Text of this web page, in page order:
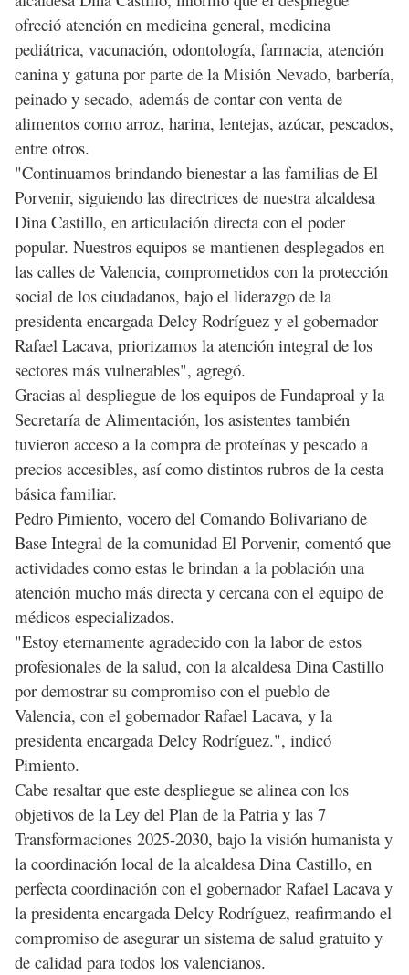
ofreció atención en medicina general, medicina
pediátrica, vacunación, odontología, farmacia, atención
canina y gatuna por parte de la Misión Nevado, barbería,
peinado y secado, además de contar con venta de
alimentos como arroz, harina, lentejas, azúcar, pescados,
entre otros.
"Continuamos brindando bienestar a las familias de El
Porvenir, siguiendo las directrices de nuestra alcaldesa
Dina Castillo, en articulación directa con el poder
popular. Nuestros equipos se mantienen desplegados en
las calles de Valencia, comprometidos con la protección
social de los ciudadanos, bajo el liderazgo de la
presidenta encargada Delcy Rodríguez y el gobernador
Rafael Lacava, priorizamos la atención integral de los
sectores más vulnerables", agregó.
Gracias al despliegue de los equipos de Fundaproal y la
Secretaría de Alimentación, los asistentes también
tuvieron acceso a la compra de proteínas y pescado a
precios accesibles, así como distintos rubros de la cesta
básica familiar.
Pedro Pimiento, vocero del Comando Bolivariano de
Base Integral de la comunidad El Porvenir, comentó que
actividades como estas le brindan a la población una
atención mucho más directa y cercana con el equipo de
médicos especializados.
"Estoy eternamente agradecido con la labor de estos
profesionales de la salud, con la alcaldesa Dina Castillo
por demostrar su compromiso con el pueblo de
Valencia, con el gobernador Rafael Lacava, y la
presidenta encargada Delcy Rodríguez.", indicó
Pimiento.
Cabe resaltar que este despliegue se alinea con los
objetivos de la Ley del Plan de la Patria y las 7
Transformaciones 2025-2030, bajo la visión humanista y
la coordinación local de la alcaldesa Dina Castillo, en
perfecta coordinación con el gobernador Rafael Lacava y
la presidenta encargada Delcy Rodríguez, reafirmando el
compromiso de asegurar un sistema de salud gratuito y
de calidad para todos los valencianos.